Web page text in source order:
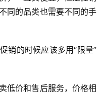
同的品类也需要不同的手
销的时候应该多用“限量”
低价和售后服务，价格相